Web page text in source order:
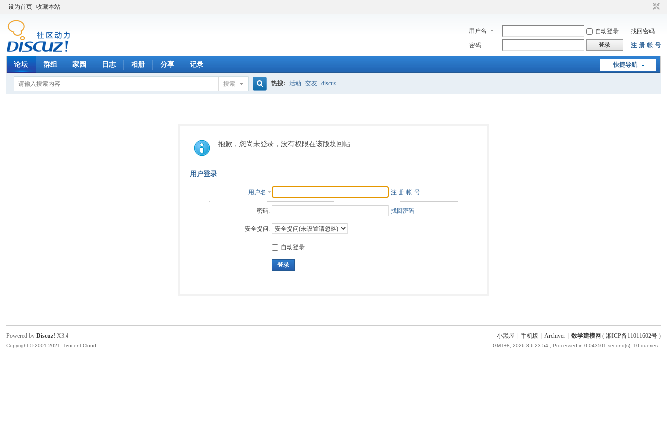
设为首页 收藏本站
用户名 自动登录
找回密码
密码
登录 注-册-帐-号
快捷导航
论坛 群组 家园 日志 相册 分享 记录
搜索
索
热搜: 活动 交友 discuz
抱歉，您尚未登录，没有权限在该版块回帖
用户登录
用户名 注-册-帐-号
密码: 找回密码
安全提问:
自动登录
登录
小黑屋 手机版 Archiver 数学建模网 ( 湘ICP备11011602号)
GMT+8, 2026-8-6 23:54, Processed in 0.043501 second(s), 10 queries .
Powered byDiscuz! X3.4
Copyright © 2001-2021, Tencent Cloud.